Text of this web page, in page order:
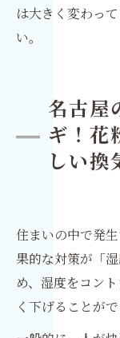
は大きく変わっ
い。
名古屋
ギ！花
しい換
住まいの中で発
果的な対策が「
め、湿度をコン
く下げることがで